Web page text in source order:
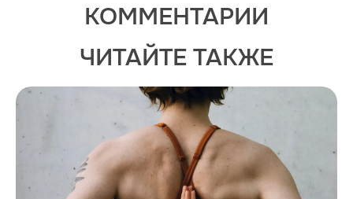
КОММЕНТАРИИ
ЧИТАЙТЕ ТАКЖЕ